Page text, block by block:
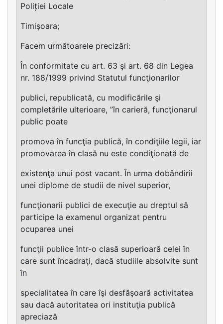
Poliției Locale
Timișoara;
Facem următoarele precizări:
În conformitate cu art. 63 şi art. 68 din Legea
nr. 188/1999 privind Statutul funcţionarilor
publici, republicată, cu modificările şi
completările ulterioare, ”în carieră, funcţionarul
public poate
promova în funcţia publică, în condiţiile legii, iar
promovarea în clasă nu este condiţionată de
existenţa unui post vacant. În urma dobândirii
unei diplome de studii de nivel superior,
funcţionarii publici de execuţie au dreptul să
participe la examenul organizat pentru
ocuparea unei
funcţii publice într-o clasă superioară celei în
care sunt încadraţi, dacă studiile absolvite sunt
în
specialitatea în care îşi desfăşoară activitatea
sau dacă autoritatea ori instituţia publică
apreciază